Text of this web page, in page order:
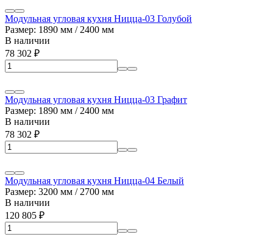
Модульная угловая кухня Ницца-03 Голубой
Размер: 1890 мм / 2400 мм
В наличии
78 302 ₽
Модульная угловая кухня Ницца-03 Графит
Размер: 1890 мм / 2400 мм
В наличии
78 302 ₽
Модульная угловая кухня Ницца-04 Белый
Размер: 3200 мм / 2700 мм
В наличии
120 805 ₽